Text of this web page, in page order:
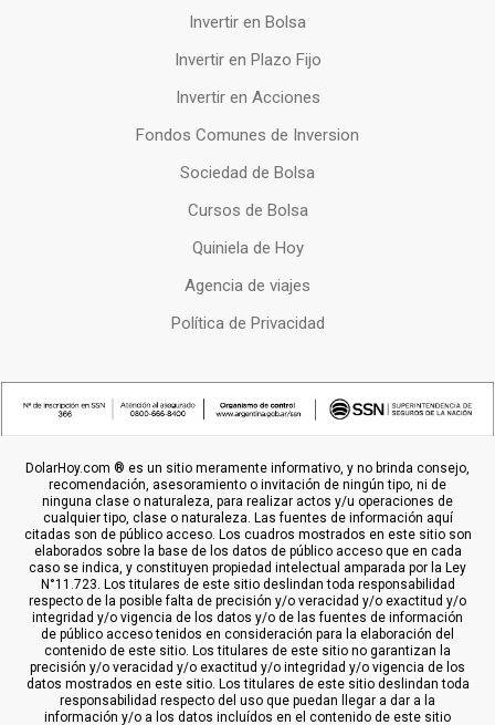
Invertir en Bolsa
Invertir en Plazo Fijo
Invertir en Acciones
Fondos Comunes de Inversion
Sociedad de Bolsa
Cursos de Bolsa
Quiniela de Hoy
Agencia de viajes
Política de Privacidad
DolarHoy.com ® es un sitio meramente informativo, y no brinda consejo,
recomendación, asesoramiento o invitación de ningún tipo, ni de
ninguna clase o naturaleza, para realizar actos y/u operaciones de
cualquier tipo, clase o naturaleza. Las fuentes de información aquí
citadas son de público acceso. Los cuadros mostrados en este sitio son
elaborados sobre la base de los datos de público acceso que en cada
caso se indica, y constituyen propiedad intelectual amparada por la Ley
N°11.723. Los titulares de este sitio deslindan toda responsabilidad
respecto de la posible falta de precisión y/o veracidad y/o exactitud y/o
integridad y/o vigencia de los datos y/o de las fuentes de información
de público acceso tenidos en consideración para la elaboración del
contenido de este sitio. Los titulares de este sitio no garantizan la
precisión y/o veracidad y/o exactitud y/o integridad y/o vigencia de los
datos mostrados en este sitio. Los titulares de este sitio deslindan toda
responsabilidad respecto del uso que puedan llegar a dar a la
información y/o a los datos incluídos en el contenido de este sitio